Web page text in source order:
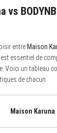
vs
entreMaison
essentiel de
Voici un tableau
de chacun.
Maison Karuna